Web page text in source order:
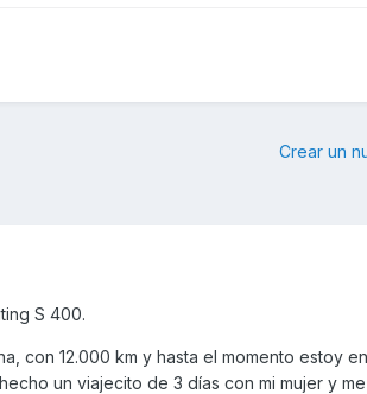
Crear un
S 400.
con 12.000 km y hasta el momento estoy
un viajecito de 3 días con mi mujer y